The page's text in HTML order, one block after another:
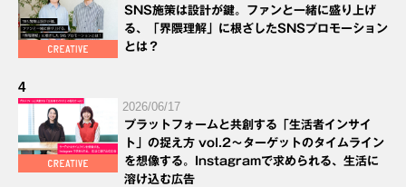
SNS施策は設計が鍵。ファンと一緒に盛り上げ
る、「界隈理解」に根ざしたSNSプロモーション
とは？
4
2026/06/17
プラットフォームと共創する「生活者インサイ
ト」の捉え方 vol.2～ターゲットのタイムライン
を想像する。Instagramで求められる、生活に
溶け込む広告